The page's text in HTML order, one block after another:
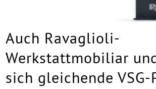
Auch Ravaglioli-
Werkstattmobiliar
sich gleichende VSG-